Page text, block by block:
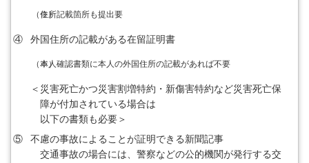
（※）
住所記載箇所も提出要
④ 外国住所の記載がある在留証明書
（※）
本人確認書類に本人の外国住所の記載があれば不要
＜災害死亡かつ災害割増特約・新傷害特約など災害死亡保
障が付加されている場合は
以下の書類も必要＞
⑤
不慮の事故によることが証明できる新聞記事
交通事故の場合には、警察などの公的機関が発行する交